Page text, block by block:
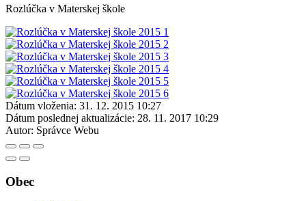
Rozlúčka v Materskej škole
Dátum vloženia: 31. 12. 2015 10:27
Dátum poslednej aktualizácie: 28. 11. 2017 10:29
Autor: Správce Webu
Obec